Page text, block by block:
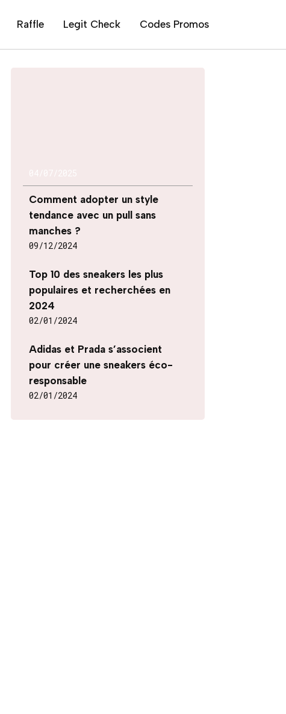
Raffle Legit Check Codes Promos
Comment adopter un style
tendance avec un pull sans
manches ?
09/12/2024
Top 10 des sneakers les plus
populaires et recherchées en
2024
02/01/2024
Adidas et Prada s’associent
pour créer une sneakers éco-
responsable
02/01/2024